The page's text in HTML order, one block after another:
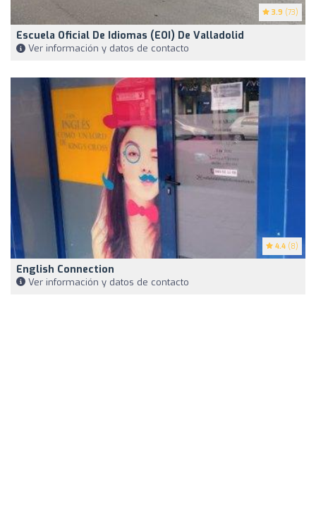
3.9 (73)
Escuela Oficial De Idiomas (EOI) De Valladolid
Ver información y datos de contacto
4.4 (8)
English Connection
Ver información y datos de contacto